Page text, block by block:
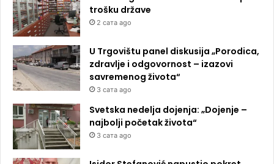
trošku države
2 сата ago
U Trgovištu panel diskusija „Porodica,
zdravlje i odgovornost – izazovi
savremenog života“
3 сата ago
Svetska nedelja dojenja: „Dojenje –
najbolji početak života“
3 сата ago